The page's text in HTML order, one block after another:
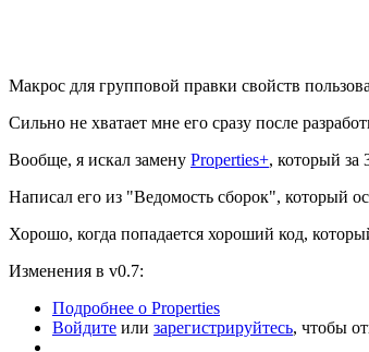
Макрос для групповой правки свойств
Сильно не хватает мне его сразу после
Вообще, я искал замену Properties+, который за
Написал его из "Ведомость сборок", который
Хорошо, когда попадается хороший код,
Изменения в v0.7:
Подробнее о Properties
Войдите или зарегистрируйтесь, чтобы